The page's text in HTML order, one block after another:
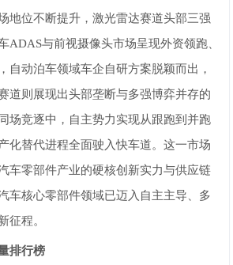
地位不断提升，激光雷达赛道头部三强
ADAS与前视摄像头市场呈现外资领跑、
自动泊车领域车企自研方案脱颖而出，
道则展现出头部垄断与多强博弈并存的
场竞逐中，自主势力实现从跟跑到并跑
化替代进程全面驶入快车道。这一市场
车零部件产业的硬核创新实力与供应链
车核心零部件领域已迈入自主主导、多
征程。
排行榜